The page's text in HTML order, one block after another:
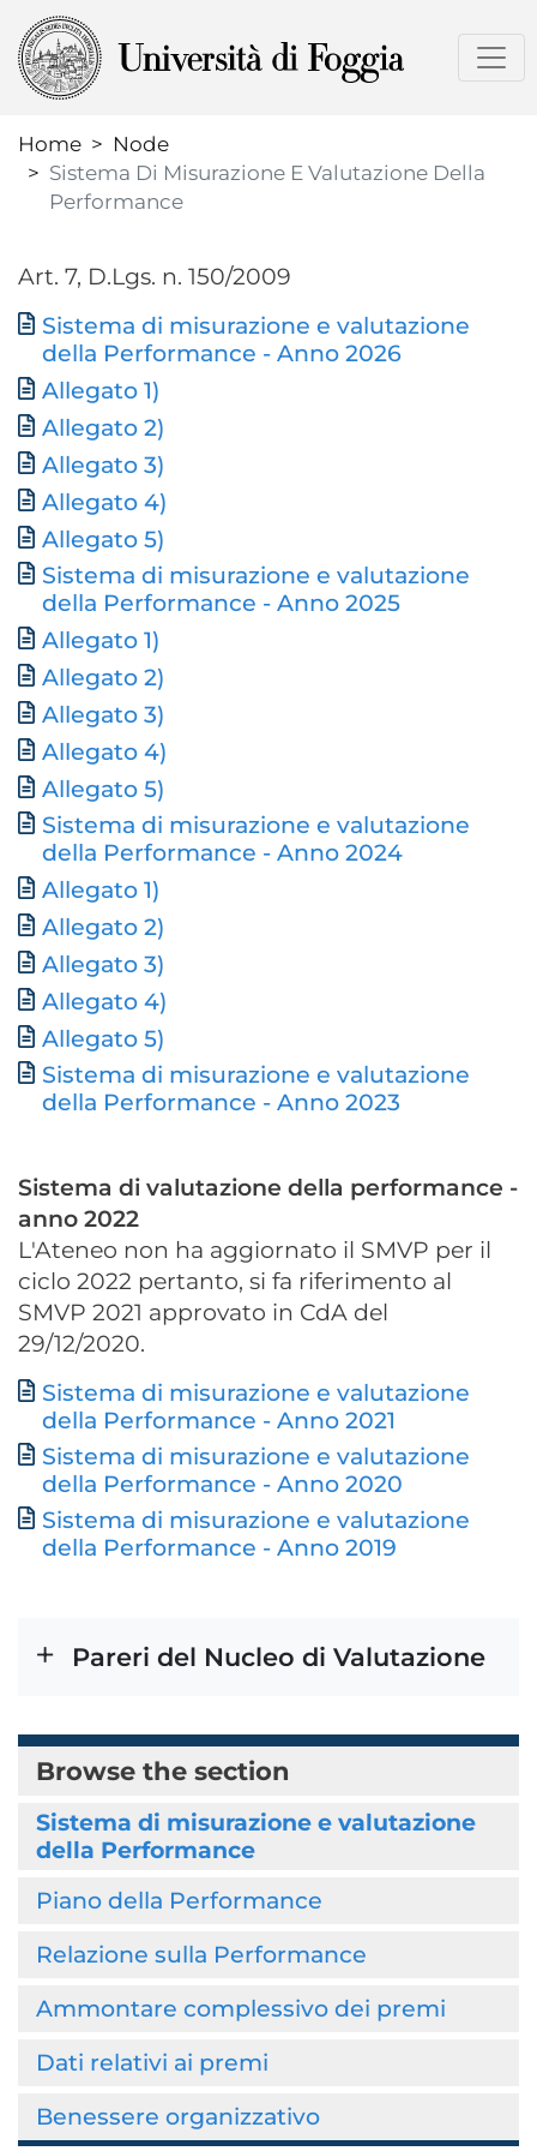
to
Home
Node
Sistema Di Misurazione E Valutazione Della
Performance
Art. 7, D.Lgs. n. 150/2009
Document
Sistema di misurazione e valutazione
della Performance - Anno 2026
Allegato 1)
Allegato 2)
Allegato 3)
Allegato 4)
Allegato 5)
Document
Sistema di misurazione e valutazione
della Performance - Anno 2025
Allegato 1)
Allegato 2)
Allegato 3)
Allegato 4)
Allegato 5)
Document
Sistema di misurazione e valutazione
della Performance - Anno 2024
Allegato 1)
Allegato 2)
Allegato 3)
Allegato 4)
Allegato 5)
Document
Sistema di misurazione e valutazione
della Performance - Anno 2023
Sistema di valutazione della performance -
anno 2022
L'Ateneo non ha aggiornato il SMVP per il
ciclo 2022 pertanto, si fa riferimento al
SMVP 2021 approvato in CdA del
29/12/2020.
Document
Sistema di misurazione e valutazione
della Performance - Anno 2021
Sistema di misurazione e valutazione
della Performance - Anno 2020
Sistema di misurazione e valutazione
della Performance - Anno 2019
Pareri del Nucleo di Valutazione
Browse the section
Sistema di misurazione e valutazione
della Performance
Piano della Performance
Relazione sulla Performance
Ammontare complessivo dei premi
Dati relativi ai premi
Benessere organizzativo